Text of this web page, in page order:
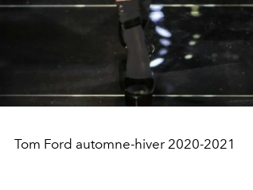
Tom Ford automne-hiver 2020-2021